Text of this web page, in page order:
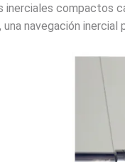
inerciales compactos
una navegación